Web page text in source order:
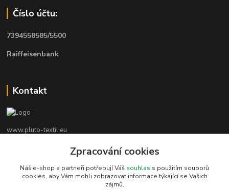
Číslo účtu:
7394558585/5500
Raiffeisenbank
Kontakt
www.pluto-textil.eu
+420 739 455 857
denně 8.00 - 22.00 hod.
Zpracování cookies
Náš e-shop a partneři potřebují Váš souhlas s použitím souborů
cookies, aby Vám mohli zobrazovat informace týkající se Vašich
zájmů.